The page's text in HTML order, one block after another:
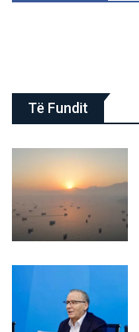
Të Fundit